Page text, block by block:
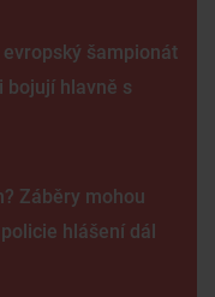
šampionát
bojují hlavně s
Záběry mohou
hlášení dál